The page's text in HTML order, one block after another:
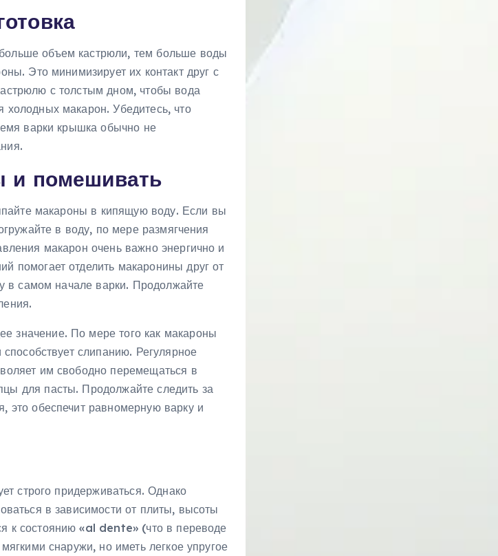
объем кастрюли, тем больше воды
Это минимизирует их контакт друг с
с толстым дном, чтобы вода
макарон. Убедитесь, что
варки крышка обычно не
и помешивать
макароны в кипящую воду. Если вы
в воду, по мере размягчения
макарон очень важно энергично и
помогает отделить макаронины друг от
в самом начале варки. Продолжайте
значение. По мере того как макароны
слипанию. Регулярное
им свободно перемещаться в
для пасты. Продолжайте следить за
это обеспечит равномерную варку и
строго придерживаться. Однако
в зависимости от плиты, высоты
к состоянию «al dente» (что в переводе
снаружи, но иметь легкое упругое